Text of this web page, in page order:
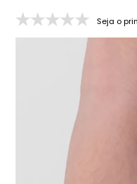
Seja o